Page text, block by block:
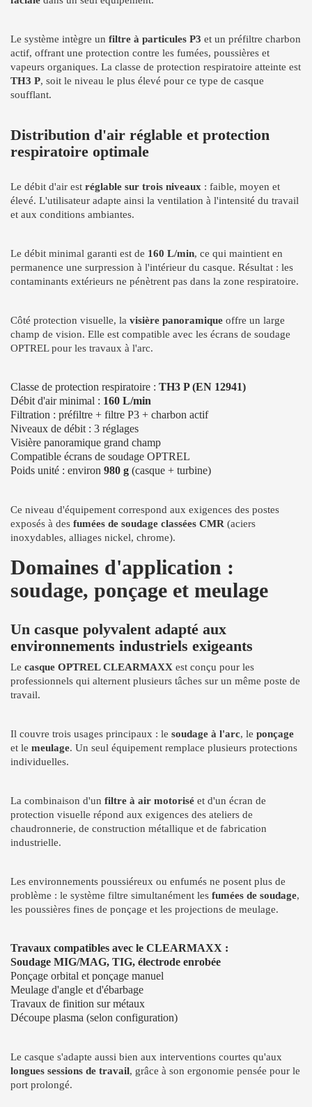
Le système intègre un filtre à particules P3 et un préfiltre charbon
actif, offrant une protection contre les fumées, poussières et
vapeurs organiques. La classe de protection respiratoire atteinte est
TH3 P, soit le niveau le plus élevé pour ce type de casque
soufflant.
Distribution d'air réglable et protection
respiratoire optimale
Le débit d'air est réglable sur trois niveaux : faible, moyen et
élevé. L'utilisateur adapte ainsi la ventilation à l'intensité du travail
et aux conditions ambiantes.
Le débit minimal garanti est de 160 L/min, ce qui maintient en
permanence une surpression à l'intérieur du casque. Résultat : les
contaminants extérieurs ne pénètrent pas dans la zone respiratoire.
Côté protection visuelle, la visière panoramique offre un large
champ de vision. Elle est compatible avec les écrans de soudage
OPTREL pour les travaux à l'arc.
Classe de protection respiratoire : TH3 P (EN 12941)
Débit d'air minimal : 160 L/min
Filtration : préfiltre + filtre P3 + charbon actif
Niveaux de débit : 3 réglages
Visière panoramique grand champ
Compatible écrans de soudage OPTREL
Poids unité : environ 980 g (casque + turbine)
Ce niveau d'équipement correspond aux exigences des postes
exposés à des fumées de soudage classées CMR (aciers
inoxydables, alliages nickel, chrome).
Domaines d'application :
soudage, ponçage et meulage
Un casque polyvalent adapté aux
environnements industriels exigeants
Le casque OPTREL CLEARMAXX est conçu pour les
professionnels qui alternent plusieurs tâches sur un même poste de
travail.
Il couvre trois usages principaux : le soudage à l'arc, le ponçage
et le meulage. Un seul équipement remplace plusieurs protections
individuelles.
La combinaison d'un filtre à air motorisé et d'un écran de
protection visuelle répond aux exigences des ateliers de
chaudronnerie, de construction métallique et de fabrication
industrielle.
Les environnements poussiéreux ou enfumés ne posent plus de
problème : le système filtre simultanément les fumées de soudage,
les poussières fines de ponçage et les projections de meulage.
Travaux compatibles avec le CLEARMAXX :
Soudage MIG/MAG, TIG, électrode enrobée
Ponçage orbital et ponçage manuel
Meulage d'angle et d'ébarbage
Travaux de finition sur métaux
Découpe plasma (selon configuration)
Le casque s'adapte aussi bien aux interventions courtes qu'aux
longues sessions de travail, grâce à son ergonomie pensée pour le
port prolongé.